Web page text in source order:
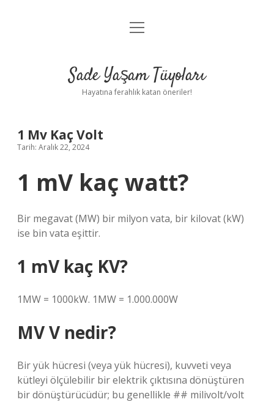
Anasayfa
Yasal Uyarı
menüyü
Sade Yaşam Tüyoları
Hayatına ferahlık katan öneriler!
1 Mv Kaç Volt
Tarih: Aralık 22, 2024
1 mV kaç watt?
Bir megavat (MW) bir milyon vata, bir kilovat (kW)
ise bin vata eşittir.
1 mV kaç KV?
1MW = 1000kW. 1MW = 1.000.000W
MV V nedir?
Bir yük hücresi (veya yük hücresi), kuvveti veya
kütleyi ölçülebilir bir elektrik çıktısına dönüştüren
bir dönüştürücüdür; bu genellikle ## milivolt/volt